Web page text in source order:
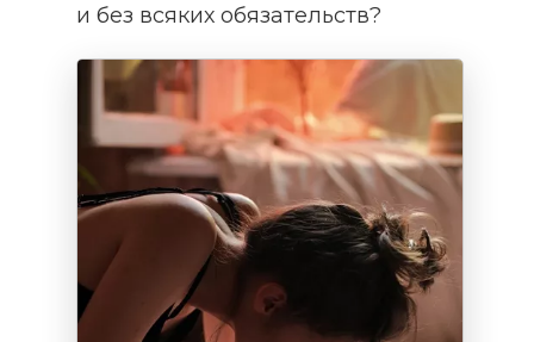
и без всяких обязательств?